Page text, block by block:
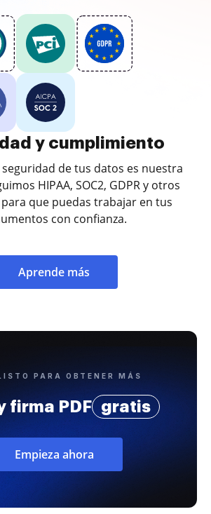
y cumplimiento
seguridad de tus datos es nuestra
HIPAA, SOC2, GDPR y otros
que puedas trabajar en tus
con confianza.
Aprende más
PARA OBTENER MÁS
firma PDF gratis
Empieza ahora